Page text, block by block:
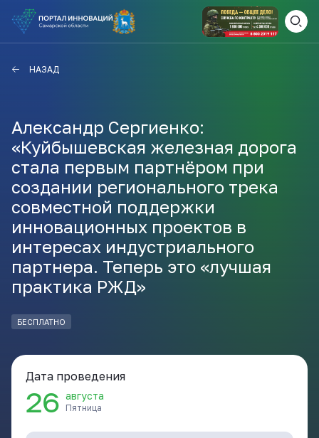
НАЗАД
Александр Сергиенко:
«Куйбышевская железная дорога
стала первым партнёром при
создании регионального трека
совместной поддержки
инновационных проектов в
интересах индустриального
партнера. Теперь это «лучшая
практика РЖД»
БЕСПЛАТНО
Дата проведения
26 августа
Пятница
Актуальные конкурсы
Анонсы публикаций
Новости компании
ЗАКРЫТЬ
ВАМ СЮДА
ПОЛЕЗНЫЕ СТАТЬИ И
НОВОСТИКАЖДЫЙ ДЕНЬ
ПОДПИСЫВАЙТЕСЬ
Телеграм